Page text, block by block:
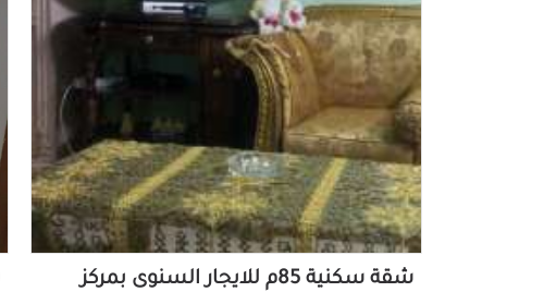
شقة سكنية 85م للايجار السنوى بمركز